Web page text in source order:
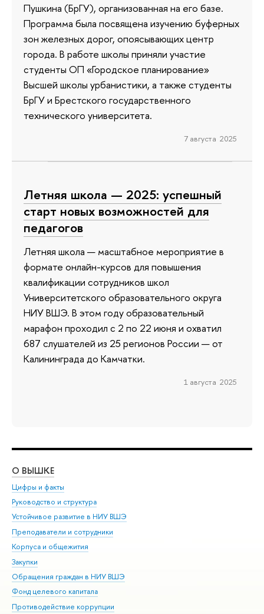
Пушкина (БрГУ), организованная на его базе.
Программа была посвящена изучению буферных
зон железных дорог, опоясывающих центр
города. В работе школы приняли участие
студенты ОП «Городское планирование»
Высшей школы урбанистики, а также студенты
БрГУ и Брестского государственного
технического университета.
7 августа 2025
Летняя школа — 2025: успешный
старт новых возможностей для
педагогов
Летняя школа — масштабное мероприятие в
формате онлайн-курсов для повышения
квалификации сотрудников школ
Университетского образовательного округа
НИУ ВШЭ. В этом году образовательный
марафон проходил с 2 по 22 июня и охватил
687 слушателей из 25 регионов России — от
Калининграда до Камчатки.
1 августа 2025
О ВЫШКЕ
Цифры и факты
Руководство и структура
Устойчивое развитие в НИУ ВШЭ
Преподаватели и сотрудники
Корпуса и общежития
Закупки
Обращения граждан в НИУ ВШЭ
Фонд целевого капитала
Противодействие коррупции